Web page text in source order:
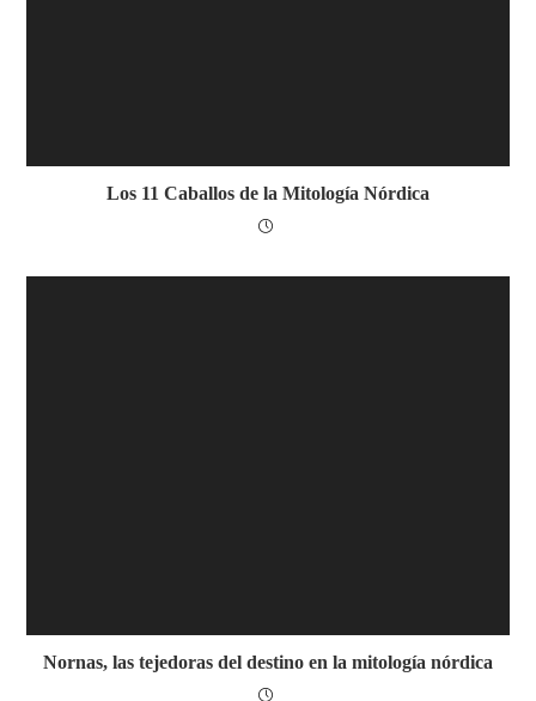
Los 11 Caballos de la Mitología Nórdica
Nornas, las tejedoras del destino en la mitología nórdica